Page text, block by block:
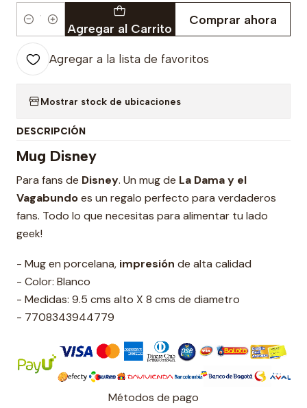
Cantidad Agregar al Carrito
Comprar ahora
Agregar a la lista de favoritos
Mostrar stock de ubicaciones
DESCRIPCIÓN
Mug Disney
Para fans de Disney. Un mug de La Dama y el
Vagabundoes un regalo perfecto para verdaderos
fans. Todo lo que necesitas para alimentar tu lado
geek!
- Mug en porcelana, impresión de alta calidad
- Color: Blanco
- Medidas: 9.5 cms alto X 8 cms de diametro
- 7708343944779
Métodos de pago